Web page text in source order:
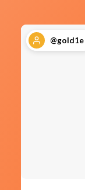
@gold1e